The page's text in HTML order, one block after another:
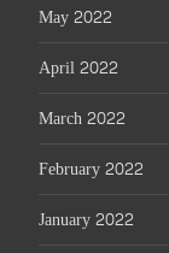
May 2022
April 2022
March 2022
February 2022
January 2022